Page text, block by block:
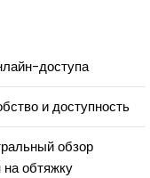
доступа
и доступность
обзор
на обтяжку